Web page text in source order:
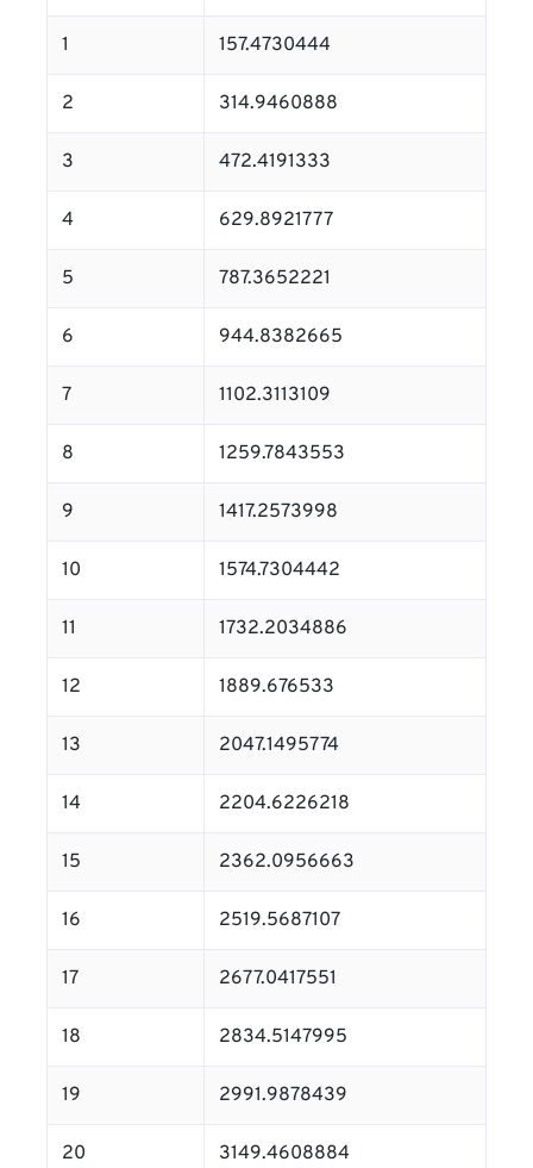
1 157.4730444
2 314.9460888
3 472.4191333
4 629.8921777
5 787.3652221
6 944.8382665
7 1102.3113109
8 1259.7843553
9 1417.2573998
10 1574.7304442
11 1732.2034886
12 1889.676533
13 2047.1495774
14 2204.6226218
15 2362.0956663
16 2519.5687107
17 2677.0417551
18 2834.5147995
19 2991.9878439
20 3149.4608884